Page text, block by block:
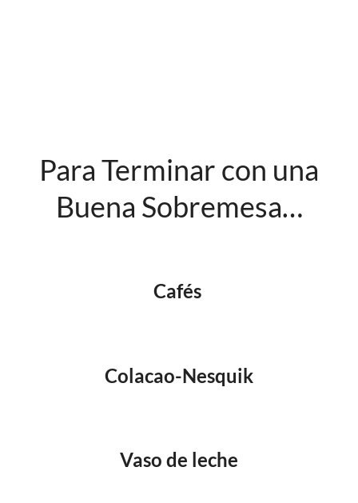
Para Terminar con una
Buena Sobremesa…
Cafés
Colacao-Nesquik
Vaso de leche